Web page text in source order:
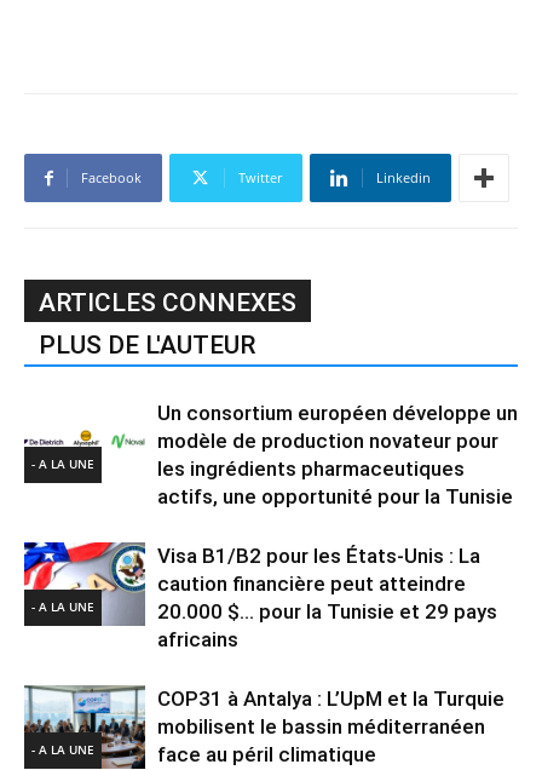
Facebook Twitter Linkedin
ARTICLES CONNEXES
PLUS DE L'AUTEUR
- A LA UNE
Un consortium européen développe un
modèle de production novateur pour
les ingrédients pharmaceutiques
actifs, une opportunité pour la Tunisie
- A LA UNE
Visa B1/B2 pour les États-Unis : La
caution financière peut atteindre
20.000 $… pour la Tunisie et 29 pays
africains
- A LA UNE
COP31 à Antalya : L’UpM et la Turquie
mobilisent le bassin méditerranéen
face au péril climatique